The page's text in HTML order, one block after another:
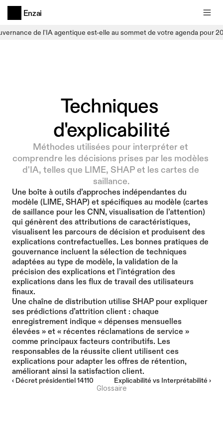
de l'IA agentique est-elle au sommet de votre agenda pour
Enzai
Techniques
d'explicabilité
Méthodes utilisées pour interpréter et
comprendre les décisions prises par les modèles
d'IA, telles que LIME, SHAP et les cartes de
saillance.
Une boîte à outils d’approches indépendantes du
modèle (LIME, SHAP) et spécifiques au modèle (cartes
de saillance pour les CNN, visualisation de l’attention)
qui génèrent des attributions de caractéristiques,
visualisent les parcours de décision et produisent des
explications contrefactuelles. Les bonnes pratiques de
gouvernance incluent la sélection de techniques
adaptées au type de modèle, la validation de la
précision des explications et l’intégration des
explications dans les flux de travail des utilisateurs
finaux.
Une chaîne de distribution utilise SHAP pour expliquer
ses prédictions d’attrition client : chaque
enregistrement indique « dépenses mensuelles
élevées » et « récentes réclamations de service »
comme principaux facteurs contributifs. Les
responsables de la réussite client utilisent ces
explications pour adapter les offres de rétention,
améliorant ainsi la satisfaction client.
‹ Décret présidentiel 14110 Explicabilité vs Interprétabilité ›
Glossaire